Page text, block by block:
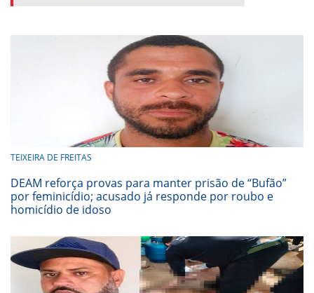
TEIXEIRA DE FREITAS
DEAM reforça provas para manter prisão de “Bufão”
por feminicídio; acusado já responde por roubo e
homicídio de idoso